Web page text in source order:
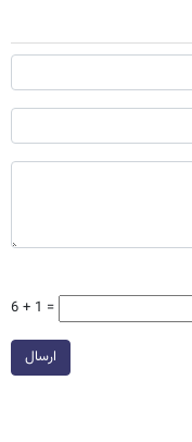
6 + 1 =
ارسال